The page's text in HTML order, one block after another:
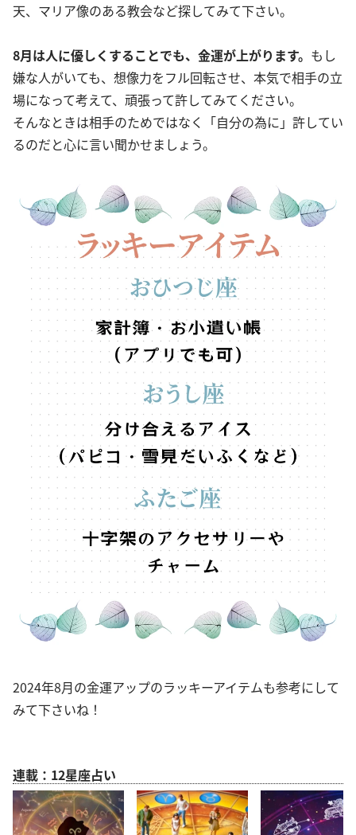
天、マリア像のある教会など探してみて下さい。
8月は人に優しくすることでも、金運が上がります。 もし
嫌な人がいても、想像力をフル回転させ、本気で相手の立
場になって考えて、頑張って許してみてください。
そんなときは相手のためではなく「自分の為に」許してい
るのだと心に言い聞かせましょう。
2024年8月の金運アップのラッキーアイテムも参考にして
みて下さいね！
連載：12星座占い